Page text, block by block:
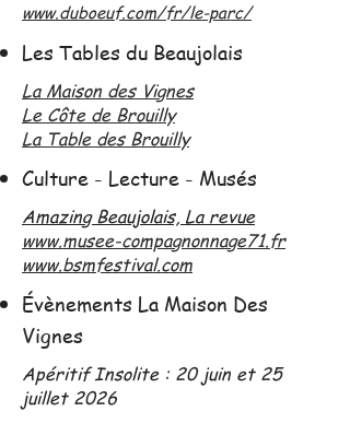
www.duboeuf.com/fr/le-parc/
Les Tables du Beaujolais
La Maison des Vignes
Le Côte de Brouilly
La Table des Brouilly
Culture - Lecture - Musés
Amazing Beaujolais, La revue
www.musee-compagnonnage71.fr
www.bsmfestival.com
Évènements La Maison Des
Vignes
Apéritif Insolite : 20 juin et 25
juillet 2026